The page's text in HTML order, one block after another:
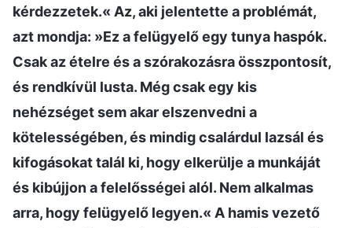
kérdezzetek.« Az, aki jelentette a problémát,
azt mondja: »Ez a felügyelő egy tunya haspók.
Csak az ételre és a szórakozásra összpontosít,
és rendkívül lusta. Még csak egy kis
nehézséget sem akar elszenvedni a
kötelességében, és mindig csalárdul lazsál és
kifogásokat talál ki, hogy elkerülje a munkáját
és kibújjon a felelősségei alól. Nem alkalmas
arra, hogy felügyelő legyen.« A hamis vezető